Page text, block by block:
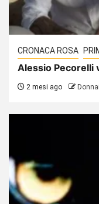
CRONACA ROSA
Alessio Pecorelli
2 mesi ago